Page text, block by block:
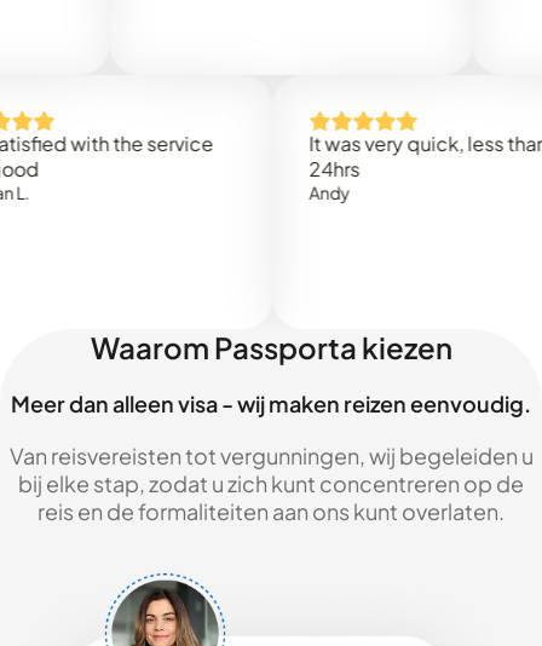
with the service
It was very quick, less than
Waarom Passporta kiezen
Meer dan alleen visa - wij maken reizen eenvoudig.
Van reisvereisten tot vergunningen, wij begeleiden u
bij elke stap, zodat u zich kunt concentreren op de
reis en de formaliteiten aan ons kunt overlaten.